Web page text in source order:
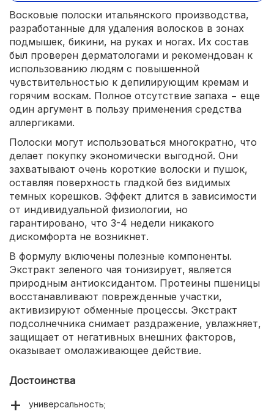
Восковые полоски итальянского производства,
разработанные для удаления волосков в зонах
подмышек, бикини, на руках и ногах. Их состав
был проверен дерматологами и рекомендован к
использованию людям с повышенной
чувствительностью к депилирующим кремам и
горячим воскам. Полное отсутствие запаха − еще
один аргумент в пользу применения средства
аллергиками.
Полоски могут использоваться многократно, что
делает покупку экономически выгодной. Они
захватывают очень короткие волоски и пушок,
оставляя поверхность гладкой без видимых
темных корешков. Эффект длится в зависимости
от индивидуальной физиологии, но
гарантировано, что 3-4 недели никакого
дискомфорта не возникнет.
В формулу включены полезные компоненты.
Экстракт зеленого чая тонизирует, является
природным антиоксидантом. Протеины пшеницы
восстанавливают поврежденные участки,
активизируют обменные процессы. Экстракт
подсолнечника снимает раздражение, увлажняет,
защищает от негативных внешних факторов,
оказывает омолаживающее действие.
Достоинства
универсальность;